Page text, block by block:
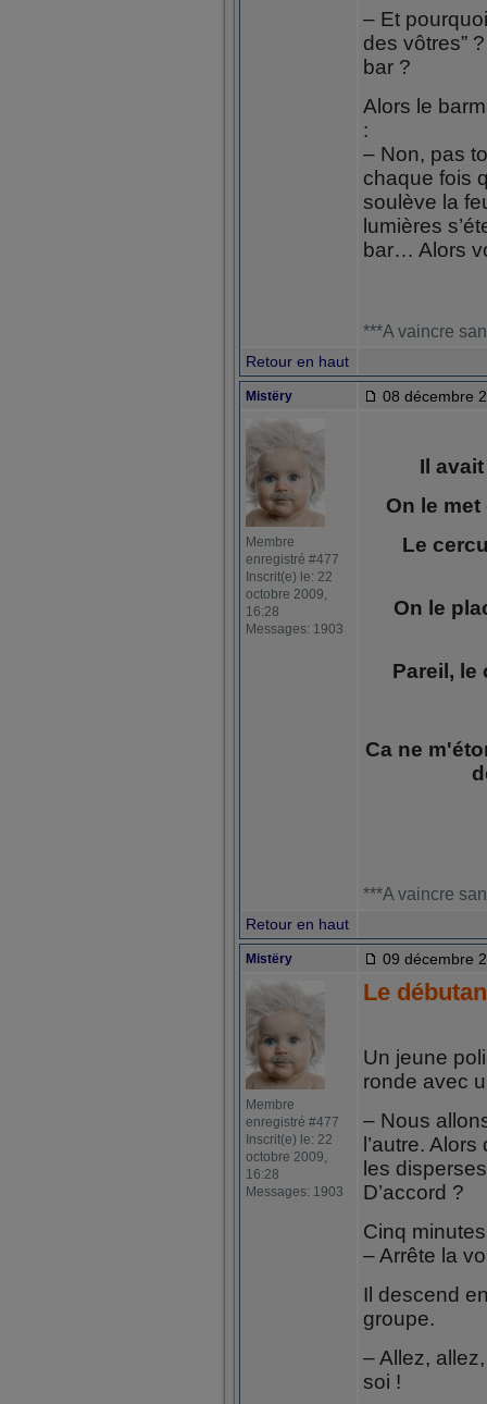
– Et
des vôtres”
bar ?
Alors le
:
– Non, pas
chaque fois
soulève la
lumières
bar… Alors
***A vaincre
Retour en haut
Mistëry 08 décembre
Membre
enregistré #477
Inscrit(e) le: 22
octobre 2009,
16:28
Messages: 1903
Il
On le
Le
On le
Pareil, le
Ca ne
***A vaincre
Retour en haut
Mistëry 09 décembre
Membre
enregistré #477
Inscrit(e) le: 22
octobre 2009,
16:28
Messages: 1903
Le
Un jeune
ronde avec
– Nous
l’autre.
les
D’accord ?
Cinq
– Arrête la
Il descend
groupe.
– Allez,
soi !